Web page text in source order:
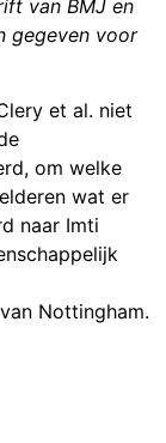
van BMJ en
gegeven voor
et al. niet
om welke
wat er
naar Imti
Nottingham.